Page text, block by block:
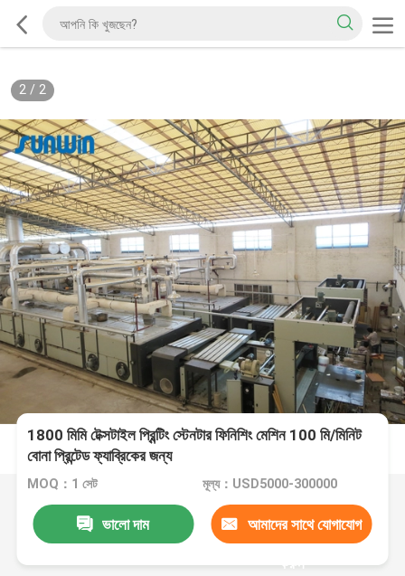
2/ 2
1800 মিমি টেক্সটাইল প্রিন্টিং স্টেনটার ফিনিশিং মেশিন 100 মি/মিনিট
বোনা প্রিন্টেড ফ্যাব্রিকের জন্য
MOQ：1 সেট মূল্য：USD5000-300000
ভালো দাম আমাদের সাথে যোগাযোগ
করুন